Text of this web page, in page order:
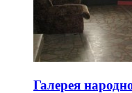
Галерея